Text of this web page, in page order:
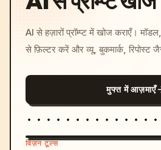
AI से हज़ारों प्रॉम्प्ट में खोज कराएँ।
से फ़िल्टर करें और व्यू, बुकमार्क, रिपोस्ट
मुफ्त में आज़माएँ
विज़न टूल्स